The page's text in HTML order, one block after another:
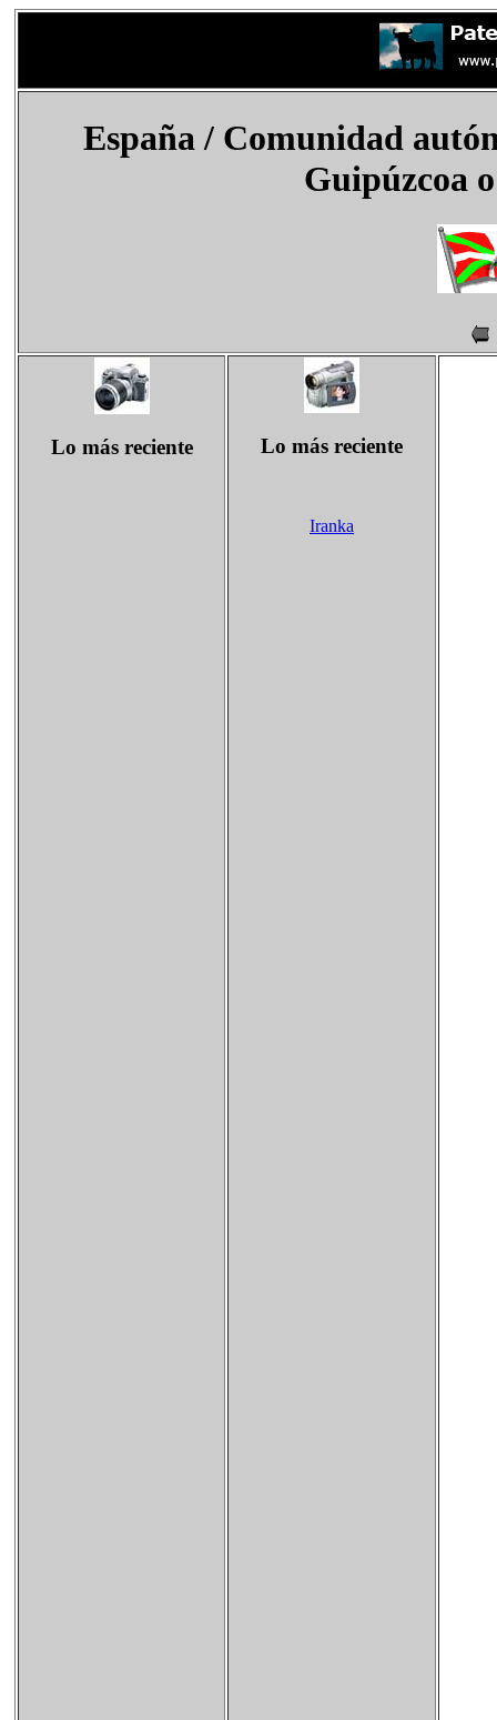
España/ Comunidad
Guipúzcoa
Lo más reciente Lo más reciente
Iranka